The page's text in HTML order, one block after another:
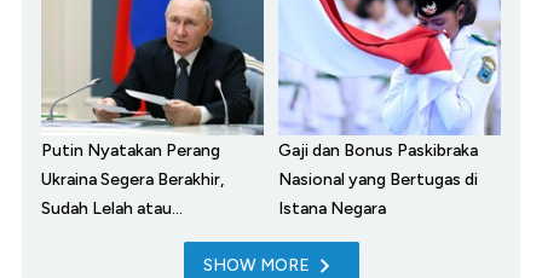
Putin Nyatakan Perang
Ukraina Segera Berakhir,
Sudah Lelah atau...
Gaji dan Bonus Paskibraka
Nasional yang Bertugas di
Istana Negara
SHOW MORE